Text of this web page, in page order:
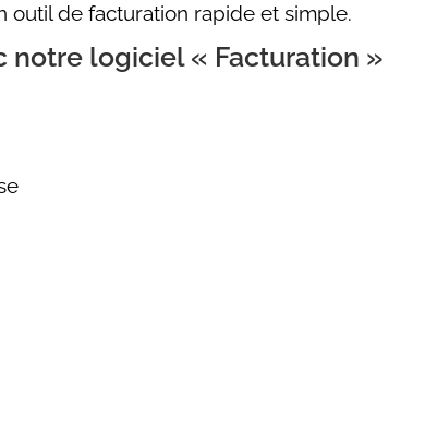
outil de facturation rapide et simple.
notre logiciel « Facturation »